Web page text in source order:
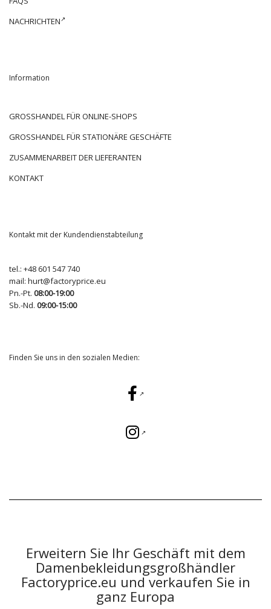
NACHRICHTEN
Information
GROSSHANDEL FÜR ONLINE-SHOPS
GROSSHANDEL FÜR STATIONÄRE GESCHÄFTE
ZUSAMMENARBEIT DER LIEFERANTEN
KONTAKT
Kontakt mit der Kundendienstabteilung
tel.: +48 601 547 740
mail: hurt@factoryprice.eu
Pn.-Pt. 08:00-19:00
Sb.-Nd. 09:00-15:00
Finden Sie uns in den sozialen Medien:
Erweitern Sie Ihr Geschäft mit dem
Damenbekleidungsgroßhändler
Factoryprice.eu und verkaufen Sie in
ganz Europa